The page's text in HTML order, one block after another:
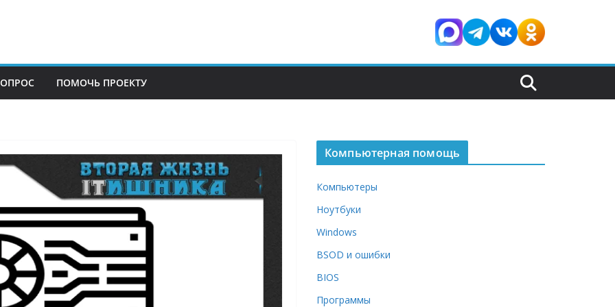
ПОМОЧЬ ПРОЕКТУ
Компьютерная помощь
Компьютеры
Ноутбуки
Windows
BSOD и ошибки
BIOS
Программы